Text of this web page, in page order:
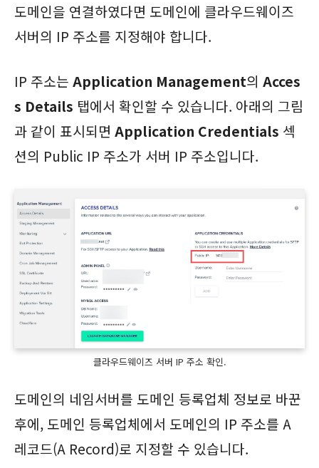
도메인을 연결하였다면 도메인에 클라우드웨이즈
서버의 IP 주소를 지정해야 합니다.
IP 주소는 Application Management의 Acces
s Details 탭에서 확인할 수 있습니다. 아래의 그림
과 같이 표시되면 Application Credentials 섹
션의 Public IP 주소가 서버 IP 주소입니다.
클라우드웨이즈 서버 IP 주소 확인.
도메인의 네임서버를 도메인 등록업체 정보로 바꾼
후에, 도메인 등록업체에서 도메인의 IP 주소를 A
레코드(A Record)로 지정할 수 있습니다.